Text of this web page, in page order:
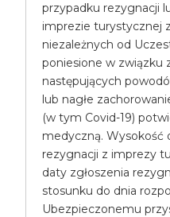
przypadku rezygnacji
imprezie turystycznej
niezależnych od
poniesione w związku
następujących
lub nagłe
(w tym Covid-19)
medyczną. Wysokość
rezygnacji z imprezy
daty zgłoszenia
stosunku do dnia
Ubezpieczonemu